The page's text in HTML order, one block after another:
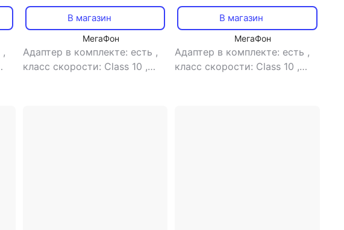
,
В магазин
МегаФон
Адаптер в комплекте: есть ,
класс скорости: Class 10 ,
В магазин
МегаФон
Адаптер в комплекте: есть ,
класс скорости: Class 10 ,